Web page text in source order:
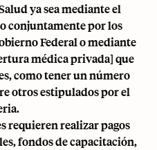
ya sea mediante el
conjuntamente por los
Federal o mediante
médica privada] que
como tener un número
otros estipulados por el
requieren realizar pagos
fondos de capacitación,